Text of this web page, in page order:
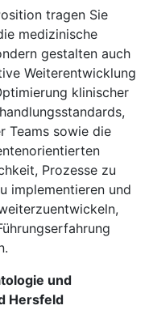
tragen Sie
medizinische
gestalten auch
Weiterentwicklung
klinischer
Teams sowie die
Prozesse zu
implementieren und
und
Hersfeld